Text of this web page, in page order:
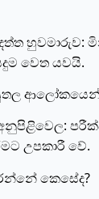
හුවමාරුව:
වෙත යවයි.
ආලෝකයෙන්
අනුපිළිවෙල:
උපකාරී වේ.
කෙසේද?